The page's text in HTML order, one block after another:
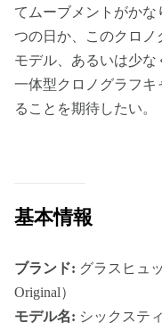
てムーブメントがか
つの日か、このクロノ
モデル、あるいは少
一体型クロノグラフ
ることを期待したい。
基本情報
ブランド: グラスヒュ
Original）
モデル名: シックステ